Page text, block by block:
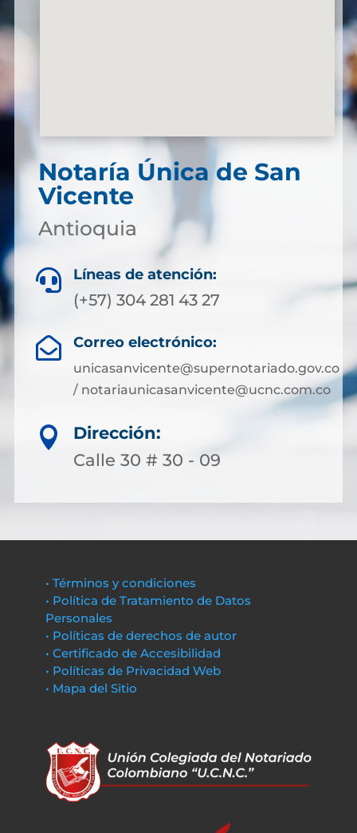
Notaría Única de San
Vicente
Antioquia
 Líneas de atención:
(+57) 304 281 43 27
 Correo electrónico:
unicasanvicente@supernotariado.gov.co
/ notariaunicasanvicente@ucnc.com.co

Dirección:
Calle 30 # 30 - 09
• Términos y condiciones
• Política de Tratamiento de Datos
Personales
• Políticas de derechos de autor
• Certificado de Accesibilidad
• Políticas de Privacidad Web
• Mapa del Sitio